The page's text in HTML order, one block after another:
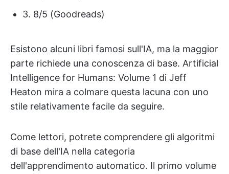
3. 8/5 (Goodreads)
Esistono alcuni libri famosi sull'IA, ma la maggior
parte richiede una conoscenza di base. Artificial
Intelligence for Humans: Volume 1 di Jeff
Heaton mira a colmare questa lacuna con uno
stile relativamente facile da seguire.
Come lettori, potrete comprendere gli algoritmi
di base dell'IA nella categoria
dell'apprendimento automatico. Il primo volume